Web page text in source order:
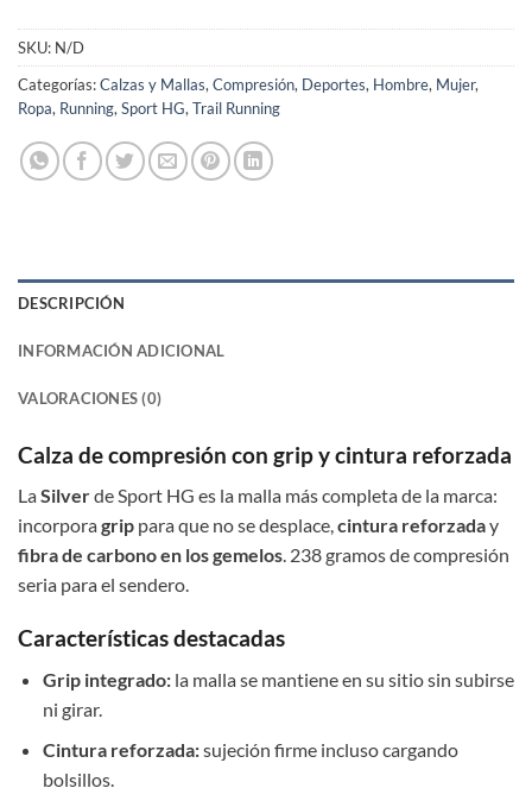
SKU: N/D
Categorías:Calzas y Mallas, Compresión, Deportes, Hombre, Mujer,
Ropa, Running, Sport HG, Trail Running
DESCRIPCIÓN
INFORMACIÓN ADICIONAL
VALORACIONES (0)
Calza de compresión con grip y cintura reforzada
LaSilverde Sport HG es la malla más completa de la marca:
incorporagrip para que no se desplace,cintura reforzaday
fibra de carbono en los gemelos. 238 gramos de compresión
seria para el sendero.
Características destacadas
Grip integrado:la malla se mantiene en su sitio sin subirse
ni girar.
Cintura reforzada:sujeción firme incluso cargando
bolsillos.